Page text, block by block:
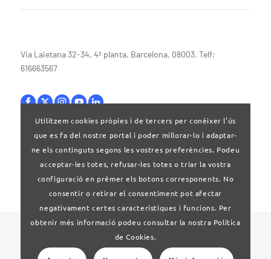
Via Laietana 32-34, 4ª planta. Barcelona, 08003. Telf:
616663567
Bases legals
© 2020 Clúster Audiovisual de Catalunya
Utilitzem cookies pròpies i de tercers per conèixer l’ús
que es fa del nostre portal i poder millorar-lo i adaptar-
ne els continguts segons les vostres preferències. Podeu
acceptar-les totes, refusar-les totes o triar la vostra
configuració en prémer els botons corresponents. No
consentir o retirar el consentiment pot afectar
negativament certes característiques i funcions. Per
obtenir més informació podeu consultar la nostra Política
de Cookies.